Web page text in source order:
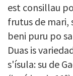
est consillau
frutus de mari,
beni puru po
Duas is
s'ísula: su de